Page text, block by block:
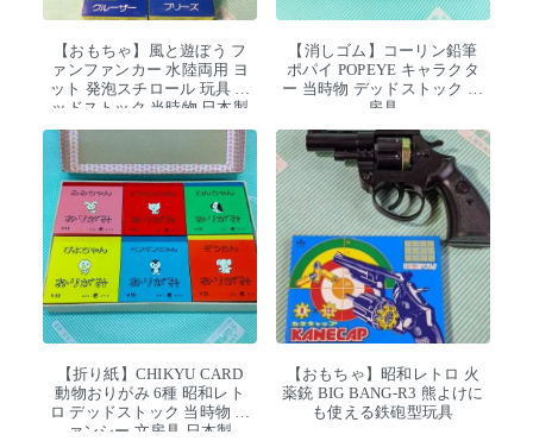
【おもちゃ】風と遊ぼう フ
ァンファンカー 水陸両用 ヨ
ット 発泡スチロール 玩具 デ
ッドストック 当時物 日本製
【消しゴム】コーリン鉛筆
ポパイ POPEYE キャラクタ
ー 当時物 デッドストック 文
房具
【折り紙】CHIKYU CARD
動物おりがみ 6種 昭和レト
ロ デッドストック 当時物 フ
ァンシー 文房具 日本製
【おもちゃ】昭和レトロ 火
薬銃 BIG BANG-R3 熊よけに
も使える鉄砲型玩具